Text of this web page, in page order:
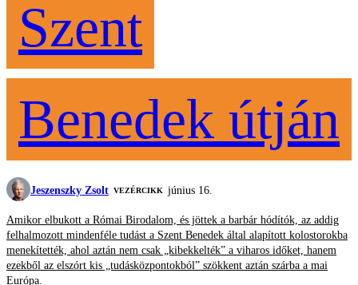
Szent
Benedek útján
Jeszenszky Zsolt VEZÉRCIKK június 16.
Amikor elbukott a Római Birodalom, és jöttek a barbár hódítók, az addig
felhalmozott mindenféle tudást a Szent Benedek által alapított kolostorokba
menekítették, ahol aztán nem csak „kibekkelték” a viharos időket, hanem
ezekből az elszórt kis „tudásközpontokból” szökkent aztán szárba a mai
Európa.